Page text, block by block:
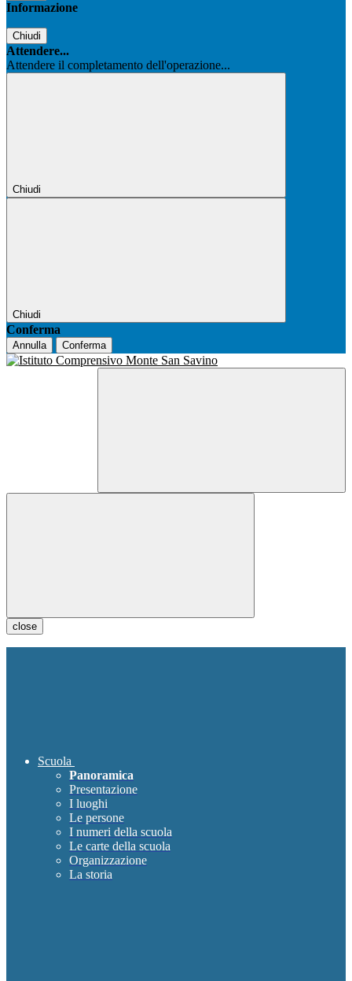
Informazione
Chiudi
Attendere...
Attendere il completamento dell'operazione...
Chiudi
Chiudi
Conferma
Annulla Conferma
close
Scuola
Panoramica
Presentazione
I luoghi
Le persone
I numeri della scuola
Le carte della scuola
Organizzazione
La storia